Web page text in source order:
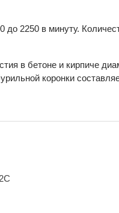
до 2250 в минуту.
в бетоне и кирпиче
коронки